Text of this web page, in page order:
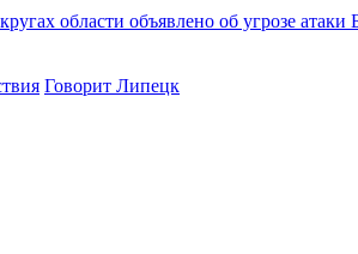
области объявлено об угрозе
Говорит Липецк